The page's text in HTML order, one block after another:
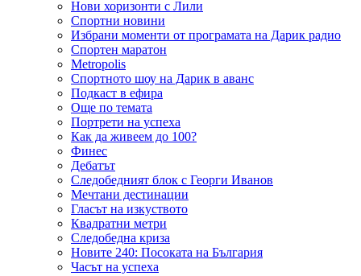
Нови хоризонти с Лили
Спортни новини
Избрани моменти от програмата на Дарик радио
Спортен маратон
Metropolis
Спортното шоу на Дарик в аванс
Подкаст в ефира
Още по темата
Портрети на успеха
Как да живеем до 100?
Финес
Дебатът
Следобедният блок с Георги Иванов
Мечтани дестинации
Гласът на изкуството
Квадратни метри
Следобедна криза
Новите 240: Посоката на България
Часът на успеха